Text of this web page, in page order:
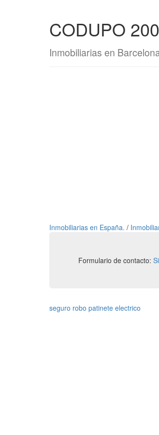
CODUPO
Inmobiliarias en
Inmobiliarias en España. /
Formulario de contacto:
seguro robo patinete electrico